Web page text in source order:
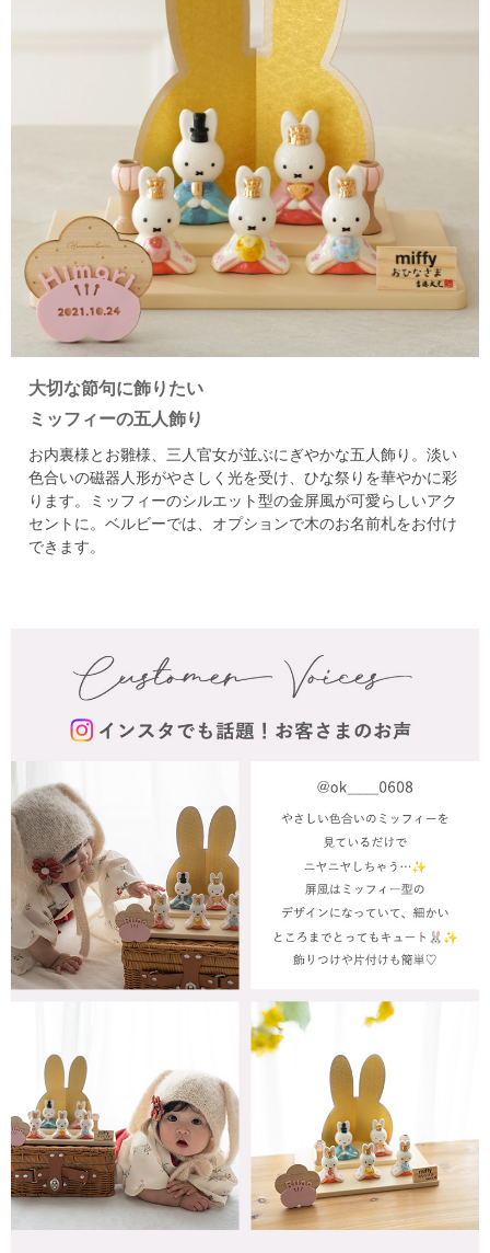
大切な節句に飾りたい
ミッフィーの五人飾り
お内裏様とお雛様、三人官女が並ぶにぎやかな五人飾り。 淡い
色合いの磁器人形がやさしく光を受け、ひな祭りを華やかに彩
ります。
ミッフィーのシルエット型の金屏風が可愛らしいアク
セントに。 ベルビーでは、オプションで木のお名前札をお付け
できます。